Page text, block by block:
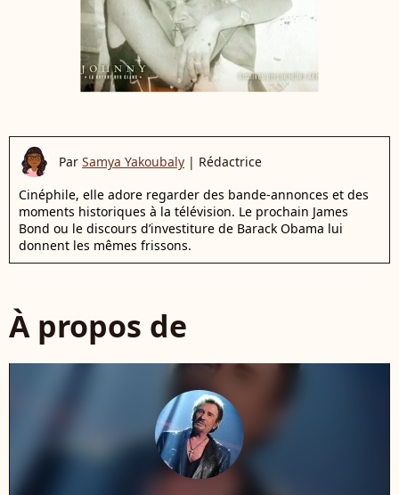
Par Samya Yakoubaly | Rédactrice
Cinéphile, elle adore regarder des bande-annonces et des
moments historiques à la télévision. Le prochain James
Bond ou le discours d’investiture de Barack Obama lui
donnent les mêmes frissons.
À propos de